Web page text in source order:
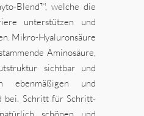
Blend™, welche die
unterstützen und
Mikro-Hyaluronsäure
Aminosäure,
sichtbar und
ebenmäßigen und
bei. Schritt für Schritt-